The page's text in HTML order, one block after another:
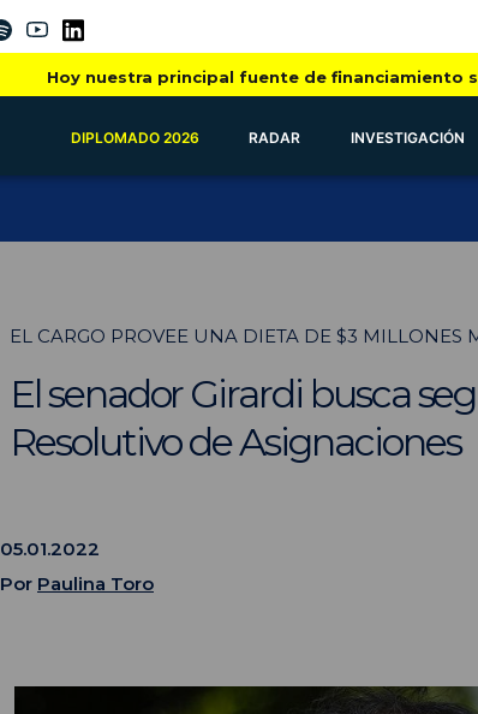
Hoy nuestra principal fuente de financiamiento
DIPLOMADO 2026 RADAR INVESTIGACIÓN
EL CARGO PROVEE UNA DIETA DE $3 MILLONES
El senador Girardi busca
Resolutivo de Asignaciones
05.01.2022
Por Paulina Toro